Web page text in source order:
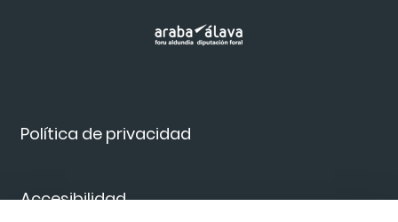
Política de privacidad
Accesibilidad